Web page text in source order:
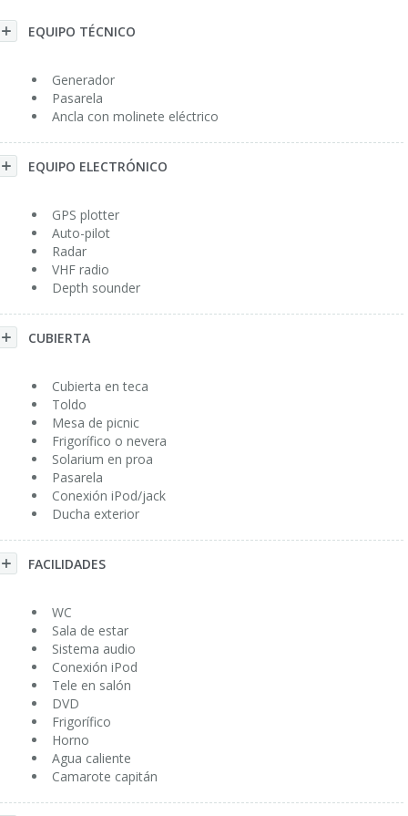
EQUIPO TÉCNICO
Generador
Pasarela
Ancla con molinete eléctrico
EQUIPO ELECTRÓNICO
GPS plotter
Auto-pilot
Radar
VHF radio
Depth sounder
CUBIERTA
Cubierta en teca
Toldo
Mesa de picnic
Frigorífico o nevera
Solarium en proa
Pasarela
Conexión iPod/jack
Ducha exterior
FACILIDADES
WC
Sala de estar
Sistema audio
Conexión iPod
Tele en salón
DVD
Frigorífico
Horno
Agua caliente
Camarote capitán